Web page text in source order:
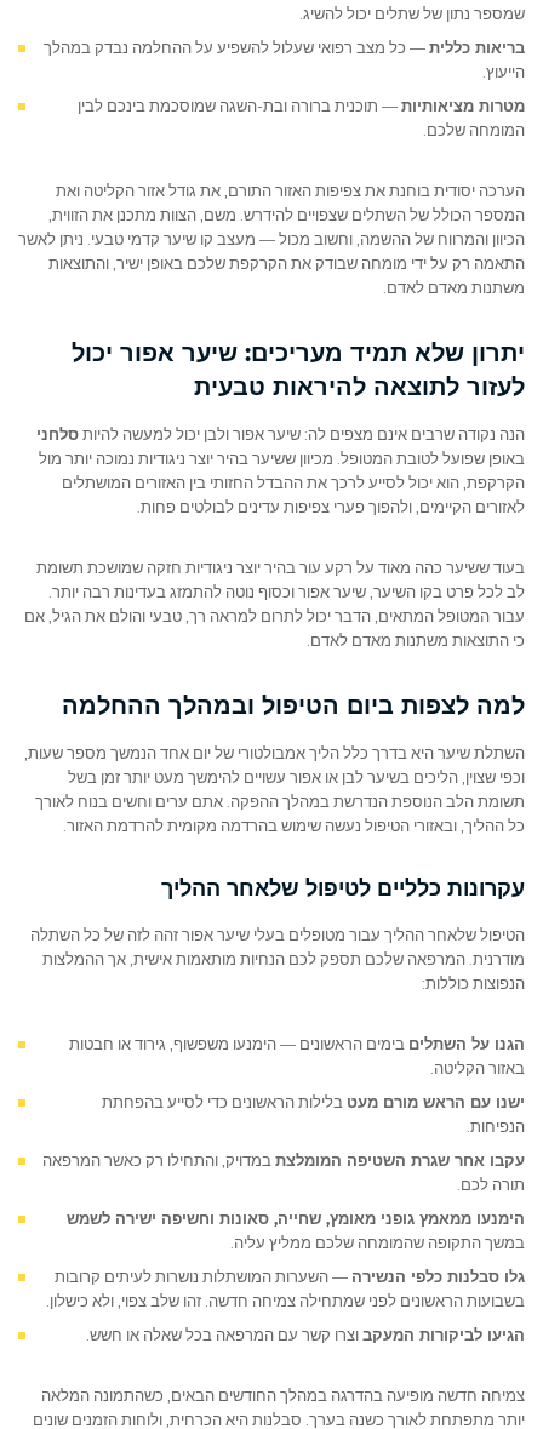
שמספר נתון של שתלים יכול להשיג.
בריאות כללית— כל מצב רפואי שעלול להשפיע על ההחלמה נבדק במהלך
הייעוץ.
מטרות מציאותיות— תוכנית ברורה ובת‑השגה שמוסכמת בינכם לבין
המומחה שלכם.
הערכה יסודית בוחנת את צפיפות האזור התורם, את גודל אזור הקליטה ואת
המספר הכולל של השתלים שצפויים להידרש. משם, הצוות מתכנן את הזווית,
הכיוון והמרווח של ההשמה, וחשוב מכול — מעצב קו שיער קדמי טבעי. ניתן לאשר
התאמה רק על ידי מומחה שבודק את הקרקפת שלכם באופן ישיר, והתוצאות
משתנות מאדם לאדם.
יתרון שלא תמיד מעריכים: שיער אפור יכול
לעזור לתוצאה להיראות טבעית
הנה נקודה שרבים אינם מצפים לה: שיער אפור ולבן יכול למעשה להיותסלחני
באופן שפועל לטובת המטופל. מכיוון ששיער בהיר יוצר ניגודיות נמוכה יותר מול
הקרקפת, הוא יכול לסייע לרכך את ההבדל החזותי בין האזורים המושתלים
לאזורים הקיימים, ולהפוך פערי צפיפות עדינים לבולטים פחות.
בעוד ששיער כהה מאוד על רקע עור בהיר יוצר ניגודיות חזקה שמושכת תשומת
לב לכל פרט בקו השיער, שיער אפור וכסוף נוטה להתמזג בעדינות רבה יותר.
עבור המטופל המתאים, הדבר יכול לתרום למראה רך, טבעי והולם את הגיל, אם
כי התוצאות משתנות מאדם לאדם.
למה לצפות ביום הטיפול ובמהלך ההחלמה
השתלת שיער היא בדרך כלל הליך אמבולטורי של יום אחד הנמשך מספר שעות,
וכפי שצוין, הליכים בשיער לבן או אפור עשויים להימשך מעט יותר זמן בשל
תשומת הלב הנוספת הנדרשת במהלך ההפקה. אתם ערים וחשים בנוח לאורך
כל ההליך, ובאזורי הטיפול נעשה שימוש בהרדמה מקומית להרדמת האזור.
עקרונות כלליים לטיפול שלאחר ההליך
הטיפול שלאחר ההליך עבור מטופלים בעלי שיער אפור זהה לזה של כל השתלה
מודרנית. המרפאה שלכם תספק לכם הנחיות מותאמות אישית, אך ההמלצות
הנפוצות כוללות:
הגנו על השתלים בימים הראשונים — הימנעו משפשוף, גירוד או חבטות
באזור הקליטה.
ישנו עם הראש מורם מעט בלילות הראשונים כדי לסייע בהפחתת
הנפיחות.
עקבו אחר שגרת השטיפה המומלצת במדויק, והתחילו רק כאשר המרפאה
תורה לכם.
הימנעו ממאמץ גופני מאומץ, שחייה, סאונות וחשיפה ישירה לשמש
במשך התקופה שהמומחה שלכם ממליץ עליה.
גלו סבלנות כלפי הנשירה — השערות המושתלות נושרות לעיתים קרובות
בשבועות הראשונים לפני שמתחילה צמיחה חדשה. זהו שלב צפוי, ולא כישלון.
הגיעו לביקורות המעקבוצרו קשר עם המרפאה בכל שאלה או חשש.
צמיחה חדשה מופיעה בהדרגה במהלך החודשים הבאים, כשהתמונה המלאה
יותר מתפתחת לאורך כשנה בערך. סבלנות היא הכרחית, ולוחות הזמנים שונים